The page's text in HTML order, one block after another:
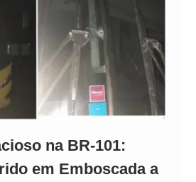
na BR-101:
em Emboscada a